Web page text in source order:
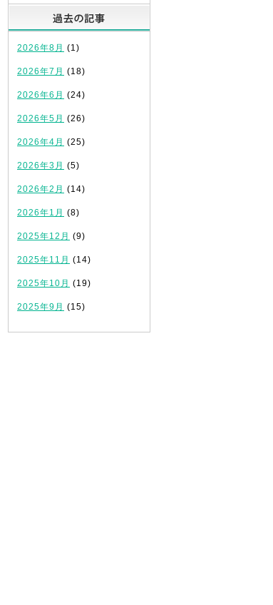
2026年8月 (1)
2026年7月 (18)
2026年6月 (24)
2026年5月 (26)
2026年4月 (25)
2026年3月 (5)
2026年2月 (14)
2026年1月 (8)
2025年12月 (9)
2025年11月 (14)
2025年10月 (19)
2025年9月 (15)